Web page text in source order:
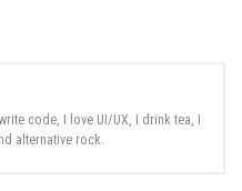
code, I love UI/UX, I drink tea, I
alternative rock.